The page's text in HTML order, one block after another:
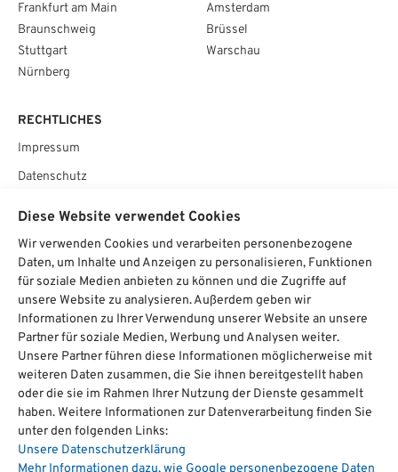
RECHTLICHES
Impressum
Datenschutz
Frankfurt am Main
Braunschweig
Stuttgart
Nürnberg
Amsterdam
Brüssel
Warschau
SOCIAL
Chat starten
hat
von
Über1700Bewertungen auf ProvenExpert.com
Diese Website verwendet Cookies
Wir verwenden Cookies und verarbeiten personenbezogene
Daten, um Inhalte und Anzeigen zu personalisieren, Funktionen
für soziale Medien anbieten zu können und die Zugriffe auf
unsere Website zu analysieren. Außerdem geben wir
Informationen zu Ihrer Verwendung unserer Website an unsere
Partner für soziale Medien, Werbung und Analysen weiter.
Unsere Partner führen diese Informationen möglicherweise mit
weiteren Daten zusammen, die Sie ihnen bereitgestellt haben
oder die sie im Rahmen Ihrer Nutzung der Dienste gesammelt
haben. Weitere Informationen zur Datenverarbeitung finden Sie
unter den folgenden Links:
Unsere Datenschutzerklärung
Mehr Informationen dazu, wie Google personenbezogene Daten